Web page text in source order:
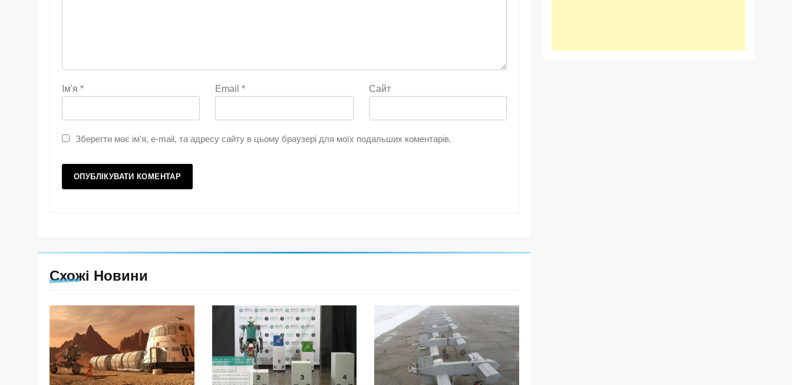
Ім'я * Email* Сайт
Зберегти моє ім'я, e-mail, та адресу сайту в цьому браузері для моїх подальших коментарів.
Схожі Новини